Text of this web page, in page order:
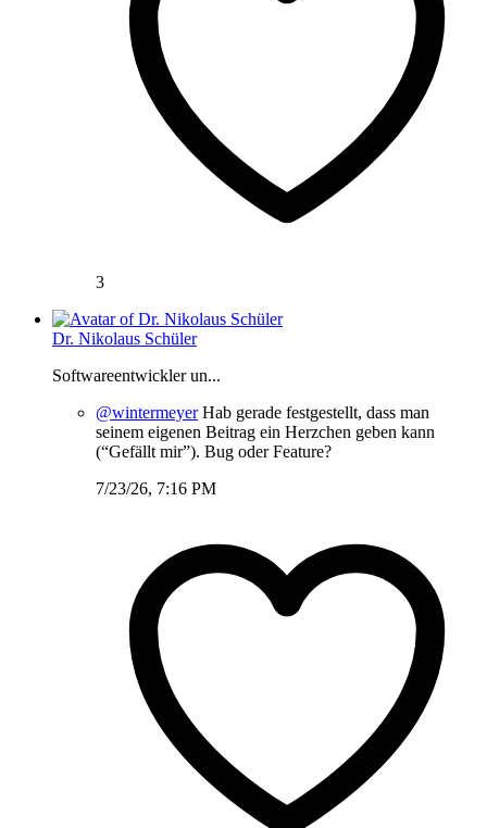
3
Dr. Nikolaus Schüler
Softwareentwickler un...
@wintermeyerHab gerade festgestellt, dass man
seinem eigenen Beitrag ein Herzchen geben kann
(“Gefällt mir”). Bug oder Feature?
7/23/26, 7:16 PM